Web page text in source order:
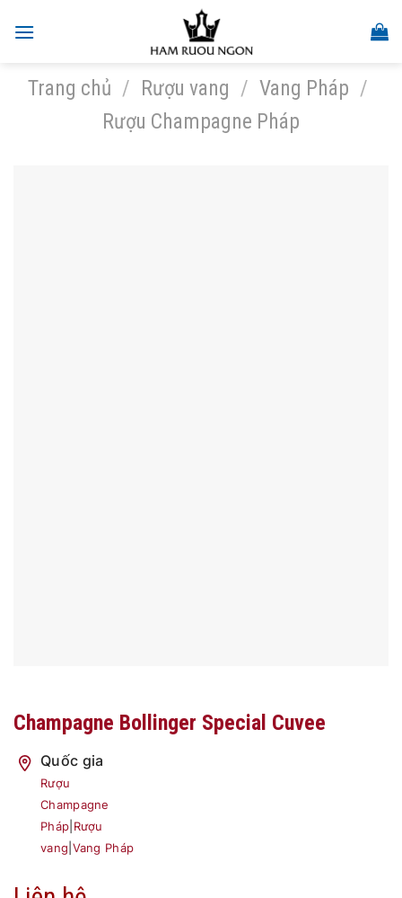
Trang chủ / Rượu vang / Vang Pháp /
Rượu Champagne Pháp
Champagne Bollinger Special Cuvee
Quốc gia
Rượu
Champagne
Pháp Rượu
vang Vang Pháp